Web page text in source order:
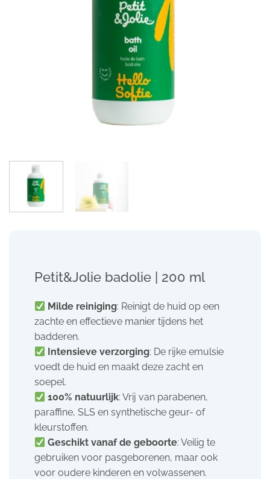
Petit&Jolie badolie | 200 ml
Milde reiniging: Reinigt de huid op een
zachte en effectieve manier tijdens het
badderen.
Intensieve verzorging: De rijke emulsie
voedt de huid en maakt deze zacht en
soepel.
100% natuurlijk: Vrij van parabenen,
paraffine, SLS en synthetische geur- of
kleurstoffen.
Geschikt vanaf de geboorte: Veilig te
gebruiken voor pasgeborenen, maar ook
voor oudere kinderen en volwassenen.